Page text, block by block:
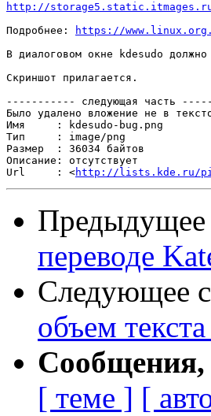
http://storage5.static.itmages.ru/i/
Подробнее:
https://
В диалоговом окне kdesudo
Скриншот прилагается.
----------- следующая часть
Было удалено вложение не в
Имя     : kdesudo-bug.png
Тип     : image/png
Размер  : 36034 байтов
Описание: отсутствует
Url     : <http://lists.kde.ru/
переводе
Следующее
объем
Сообщения,
[ теме ] [